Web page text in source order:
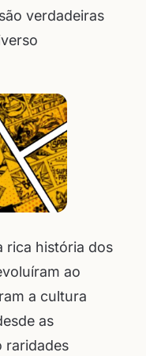
verdadeiras
rica história dos
ao
a cultura
as
raridades